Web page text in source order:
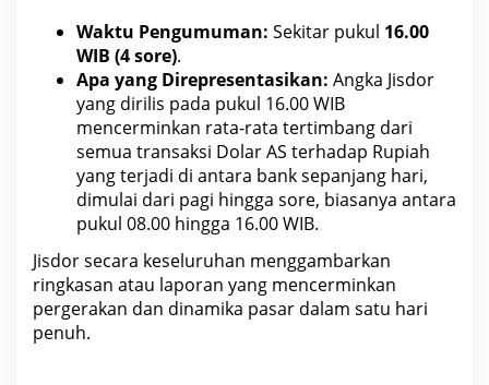
Waktu Pengumuman: Sekitar pukul 16.00
WIB (4 sore).
Apa yang Direpresentasikan: Angka Jisdor
yang dirilis pada pukul 16.00 WIB
mencerminkan rata-rata tertimbang dari
semua transaksi Dolar AS terhadap Rupiah
yang terjadi di antara bank sepanjang hari,
dimulai dari pagi hingga sore, biasanya antara
pukul 08.00 hingga 16.00 WIB.
Jisdor secara keseluruhan menggambarkan
ringkasan atau laporan yang mencerminkan
pergerakan dan dinamika pasar dalam satu hari
penuh.